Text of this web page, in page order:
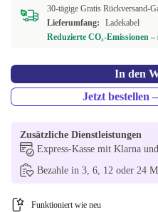
30-tägige Gratis Rückversand-
Lieferumfang:
Ladekabel
Reduzierte CO₂-Emissionen
In den
Jetzt bestellen
Zusätzliche Dienstleistungen
Express-Kasse mit Klarna
Bezahle in 3, 6, 12 oder 24
Funktioniert wie neu